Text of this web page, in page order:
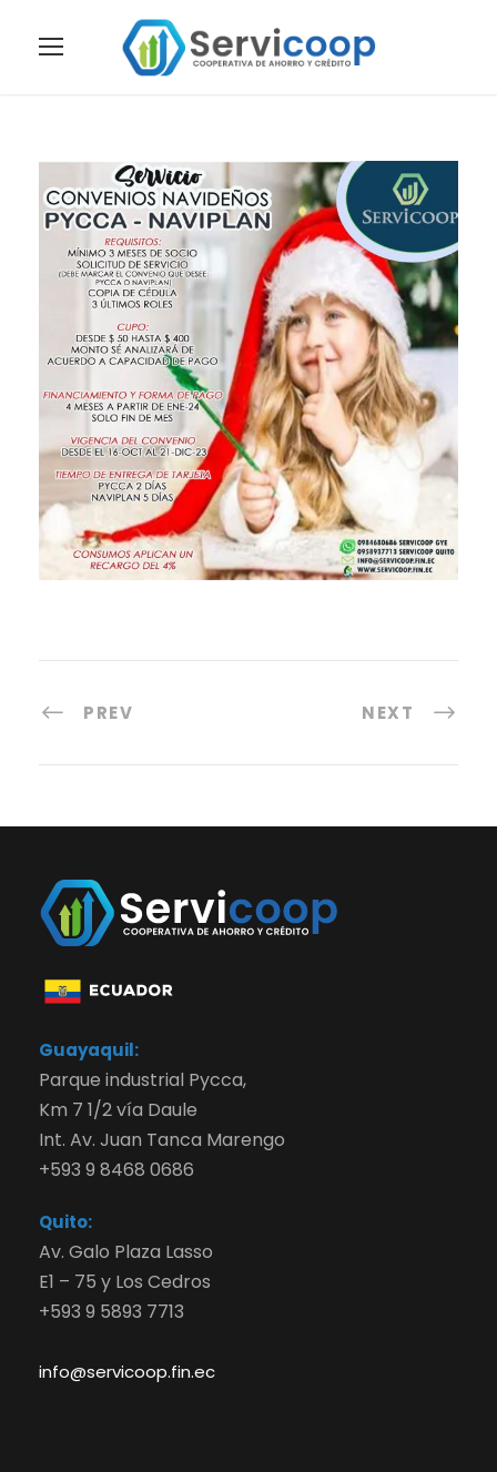
PREV NEXT
Guayaquil:
Parque industrial Pycca,
Km 7 1/2 vía Daule
Int. Av. Juan Tanca Marengo
+593 9 8468 0686
Quito:
Av. Galo Plaza Lasso
E1 – 75 y Los Cedros
+593 9 5893 7713
info@servicoop.fin.ec